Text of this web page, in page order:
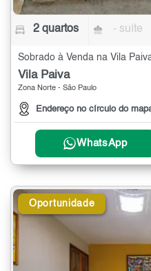
2 quartos - suíte
Sobrado à Venda na Vila
Vila Paiva
Zona Norte - São Paulo
Endereço no círculo do
WhatsApp
Oportunidade